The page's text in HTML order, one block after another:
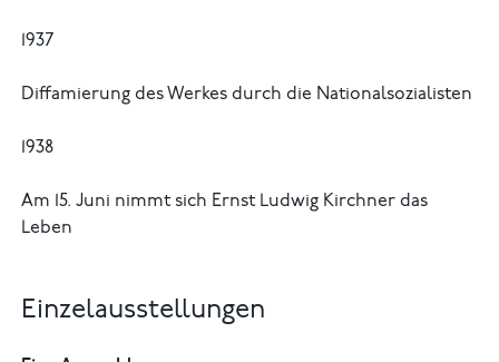
1937
Diffamierung des Werkes durch die Nationalsozialisten
1938
Am 15. Juni nimmt sich Ernst Ludwig Kirchner das
Leben
Einzelausstellungen